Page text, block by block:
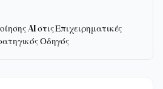
AI στις Επιχειρηματικές
Οδηγός